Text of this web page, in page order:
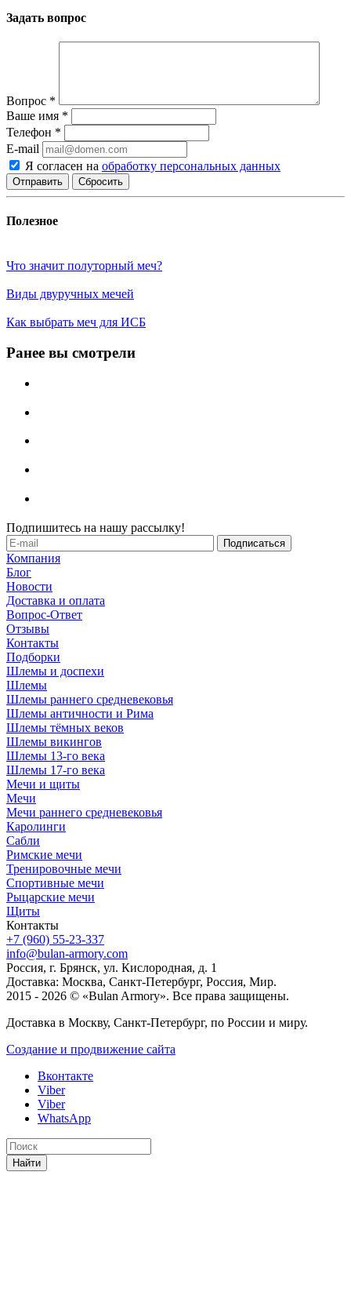
Задать вопрос
Вопрос *
Ваше имя *
Телефон *
E-mail
Я согласен на обработку персональных данных
Сбросить
Полезное
Что значит полуторный меч?
Виды двуручных мечей
Как выбрать меч для ИСБ
Ранее вы смотрели
Подпишитесь на нашу рассылку!
Компания
Блог
Новости
Доставка и оплата
Вопрос-Ответ
Отзывы
Контакты
Подборки
Шлемы и доспехи
Шлемы
Шлемы раннего средневековья
Шлемы античности и Рима
Шлемы тёмных веков
Шлемы викингов
Шлемы 13-го века
Шлемы 17-го века
Мечи и щиты
Мечи
Мечи раннего средневековья
Каролинги
Сабли
Римские мечи
Тренировочные мечи
Спортивные мечи
Рыцарские мечи
Щиты
Контакты
+7 (960) 55-23-337
info@bulan-armory.com
Россия, г. Брянск, ул. Кислородная, д. 1
Доставка: Москва, Санкт-Петербург, Россия, Мир.
2015 - 2026 © «Bulan Armory». Все права защищены.
Доставка в Москву, Санкт-Петербург, по России и миру.
Создание и продвижение сайта
Вконтакте
Viber
Viber
WhatsApp
Найти